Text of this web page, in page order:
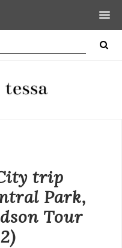
trip
Park,
Tour